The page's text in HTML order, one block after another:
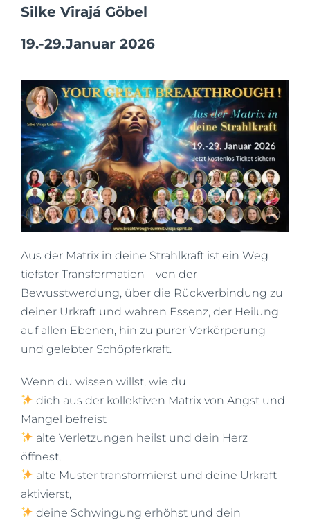
Silke Virajá Göbel
19.-29.Januar 2026
Aus der Matrix in deine Strahlkraft ist ein Weg
tiefster Transformation – von der
Bewusstwerdung, über die Rückverbindung zu
deiner Urkraft und wahren Essenz, der Heilung
auf allen Ebenen, hin zu purer Verkörperung
und gelebter Schöpferkraft.
Wenn du wissen willst, wie du
dich aus der kollektiven Matrix von Angst und
Mangel befreist
alte Verletzungen heilst und dein Herz
öffnest,
alte Muster transformierst und deine Urkraft
aktivierst,
deine Schwingung erhöhst und dein